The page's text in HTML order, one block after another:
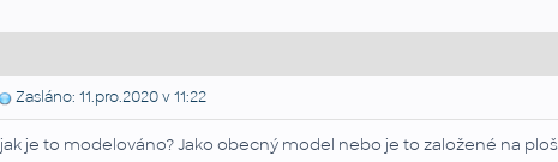
Zasláno: 11.pro.2020 v 11:22
jak je to modelováno? Jako obecný model nebo je to založené na